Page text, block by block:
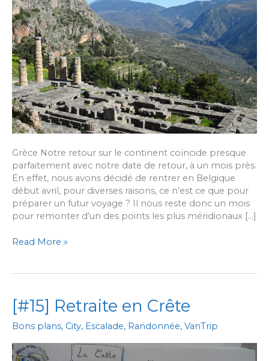
Grèce Notre retour sur le continent coïncide presque
parfaitement avec notre date de retour, à un mois près.
En effet, nous avons décidé de rentrer en Belgique
début avril, pour diverses raisons, ce n’est ce que pour
préparer un futur voyage ? Il nous reste donc un mois
pour remonter d’un des points les plus méridionaux […]
[#16]
Allemagne,
Maison.
Retour
aux
accents
Read More »
[#15] Retraite en Crête
Bons plans, City, Escalade, Randonnée, VanTrip